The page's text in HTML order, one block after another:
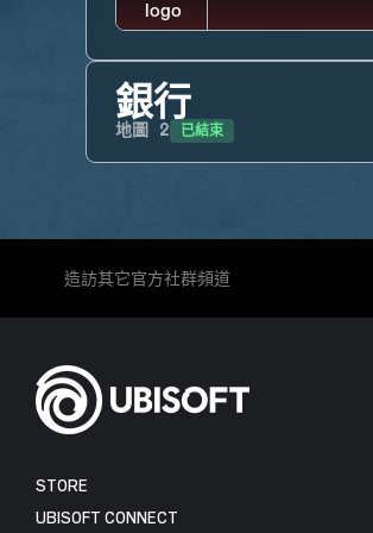
銀行
地圖 2 已結束
造訪其它官方社群頻道
STORE
UBISOFT CONNECT